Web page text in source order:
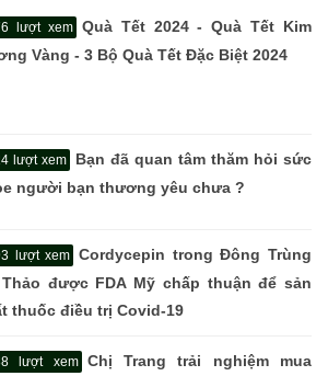
lượt xem Quà Tết 2024 - Quà Tết Kim
Vàng - 3 Bộ Quà Tết Đặc Biệt 2024
lượt xem
Bạn đã quan tâm thăm hỏi sức
người bạn thương yêu chưa ?
lượt xem Cordycepin trong Đông Trùng
Thảo được FDA Mỹ chấp thuận để sản
thuốc điều trị Covid-19
lượt xem Chị Trang trải nghiệm mua